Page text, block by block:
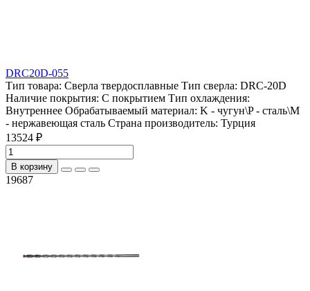
DRC20D-055
Тип товара: Сверла твердосплавные Тип сверла: DRC-20D
Наличие покрытия: С покрытием Тип охлаждения:
Внутреннее Обрабатываемый материал: K - чугун\P - сталь\М
- нержавеющая сталь Страна производитель: Турция
13524 ₽
В корзину
19687